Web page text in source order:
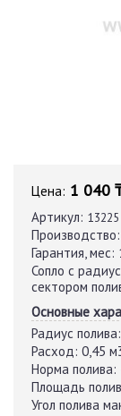
Цена: 1 040
Артикул: 13225
Производство:
Гарантия, мес:
Сопло с
сектором
Основные
Радиус полива:
Расход: 0,45
Норма полива:
Площадь
Угол полива